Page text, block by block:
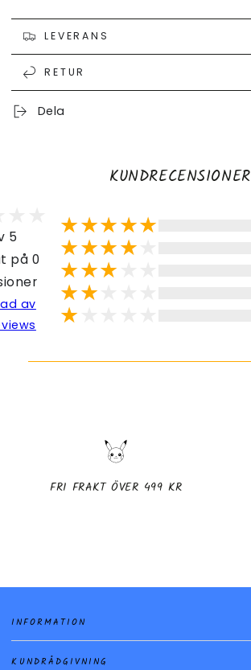
LEVERANS
RETUR
Dela
KUNDRECENSIONER
5
på 0
av
FRI FRAKT ÖVER 499 KR
INFORMATION
KUNDRÅDGIVNING